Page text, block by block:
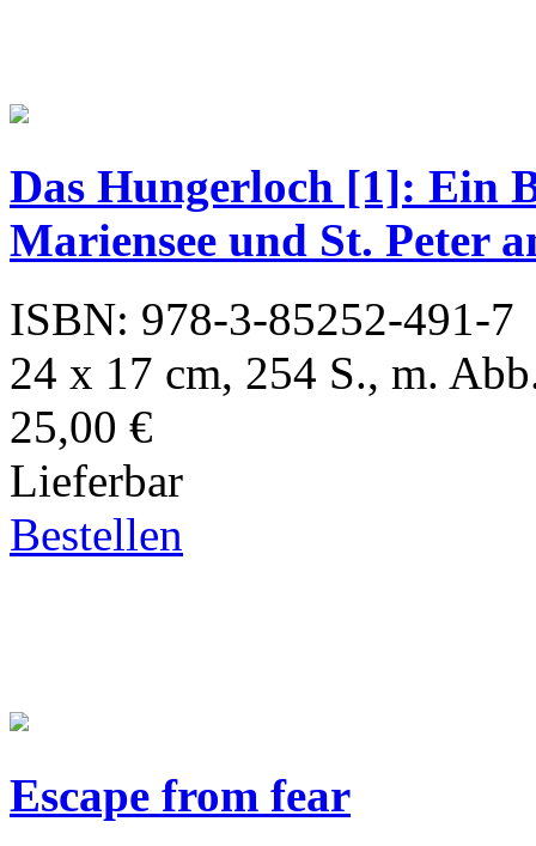
Das Hungerloch [1]: Ein
Mariensee und St. Peter
ISBN: 978-3-85252-491-7
24 x 17 cm, 254 S., m.
25,00 €
Lieferbar
Bestellen
Escape from fear